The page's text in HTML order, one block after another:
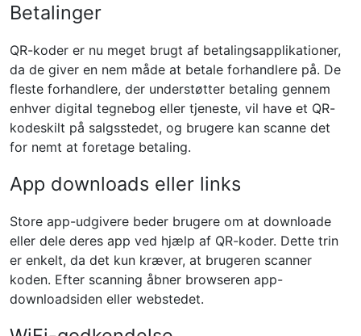
Betalinger
QR-koder er nu meget brugt af betalingsapplikationer,
da de giver en nem måde at betale forhandlere på. De
fleste forhandlere, der understøtter betaling gennem
enhver digital tegnebog eller tjeneste, vil have et QR-
kodeskilt på salgsstedet, og brugere kan scanne det
for nemt at foretage betaling.
App downloads eller links
Store app-udgivere beder brugere om at downloade
eller dele deres app ved hjælp af QR-koder. Dette trin
er enkelt, da det kun kræver, at brugeren scanner
koden. Efter scanning åbner browseren app-
downloadsiden eller webstedet.